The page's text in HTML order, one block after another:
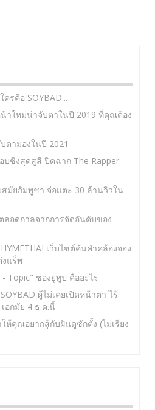
รคือ SOYBAD...
น้าใหม่น่าจับตาในปี 2019 ที่คุณต้อง
ตามองในปี 2021
บชิงสุดสูสี ปิดฉาก The Rapper
มัยกัมพูชา จ่อแตะ 30 ล้านวิวใน
ลอดกาลจากการจัดอันดับของ
เว็บไซต์ค้นคำคล้องจอง
แร็พ
Topic" ช่องยูทูป คืออะไร
ผู้ไม่เคยเปิดหน้าตา ไร้
อกมัย 4 ธ.ค.นี้
ให้คุณอยากสู้กับฝันดูซักตั้ง (ไม่เรียง